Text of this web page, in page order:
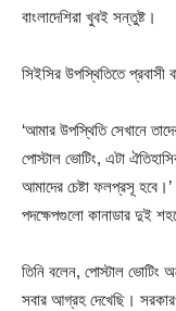
বাংলাদেশিরা খুবই সন্তুষ্ট।
সিইসির উপস্থিতিতে প্রবাসী
‘আমার উপস্থিতি সেখানে
পোস্টাল ভোটিং, এটা
আমাদের চেষ্টা ফলপ্রসূ
পদক্ষেপগুলো কানাডার দুই
তিনি বলেন, পোস্টাল ভোটিং
সবার আগ্রহ দেখেছি।